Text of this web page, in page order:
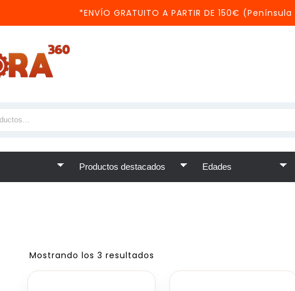
*ENVÍO GRATUITO A PARTIR DE 150€
Mostrando los 3 resultados